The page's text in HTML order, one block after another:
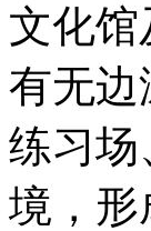
文化
有无边
练习场
境，形